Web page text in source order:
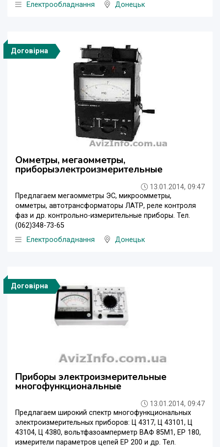
Електрообладнання
Донецьк
Договірна
Омметры, мегаомметры,
приборыэлектроизмерительные
13.01.2014, 09:47
Предлагаем мегаомметры ЭС, микроомметры,
омметры, автотрансформаторы ЛАТР, реле контроля
фаз и др. контрольно-измерительные приборы. Тел.
(062)348-73-65
Електрообладнання
Донецьк
Договірна
Приборы электроизмерительные
многофункциональные
13.01.2014, 09:47
Предлагаем широкий спектр многофункциональных
электроизмерительных приборов: Ц 4317, Ц 43101, Ц
43104, Ц 4380, вольтфазоамперметр ВАФ 85М1, ЕР 180,
измерители параметров цепей ЕР 200 и др. Тел.